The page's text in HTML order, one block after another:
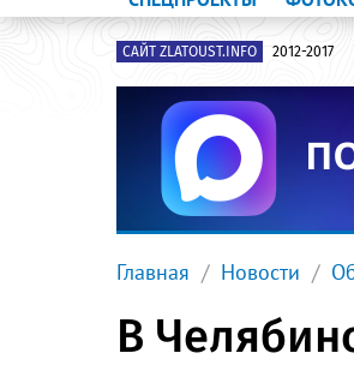
САЙТ ZLATOUST.INFO 2012-2017
Главная Новости
В